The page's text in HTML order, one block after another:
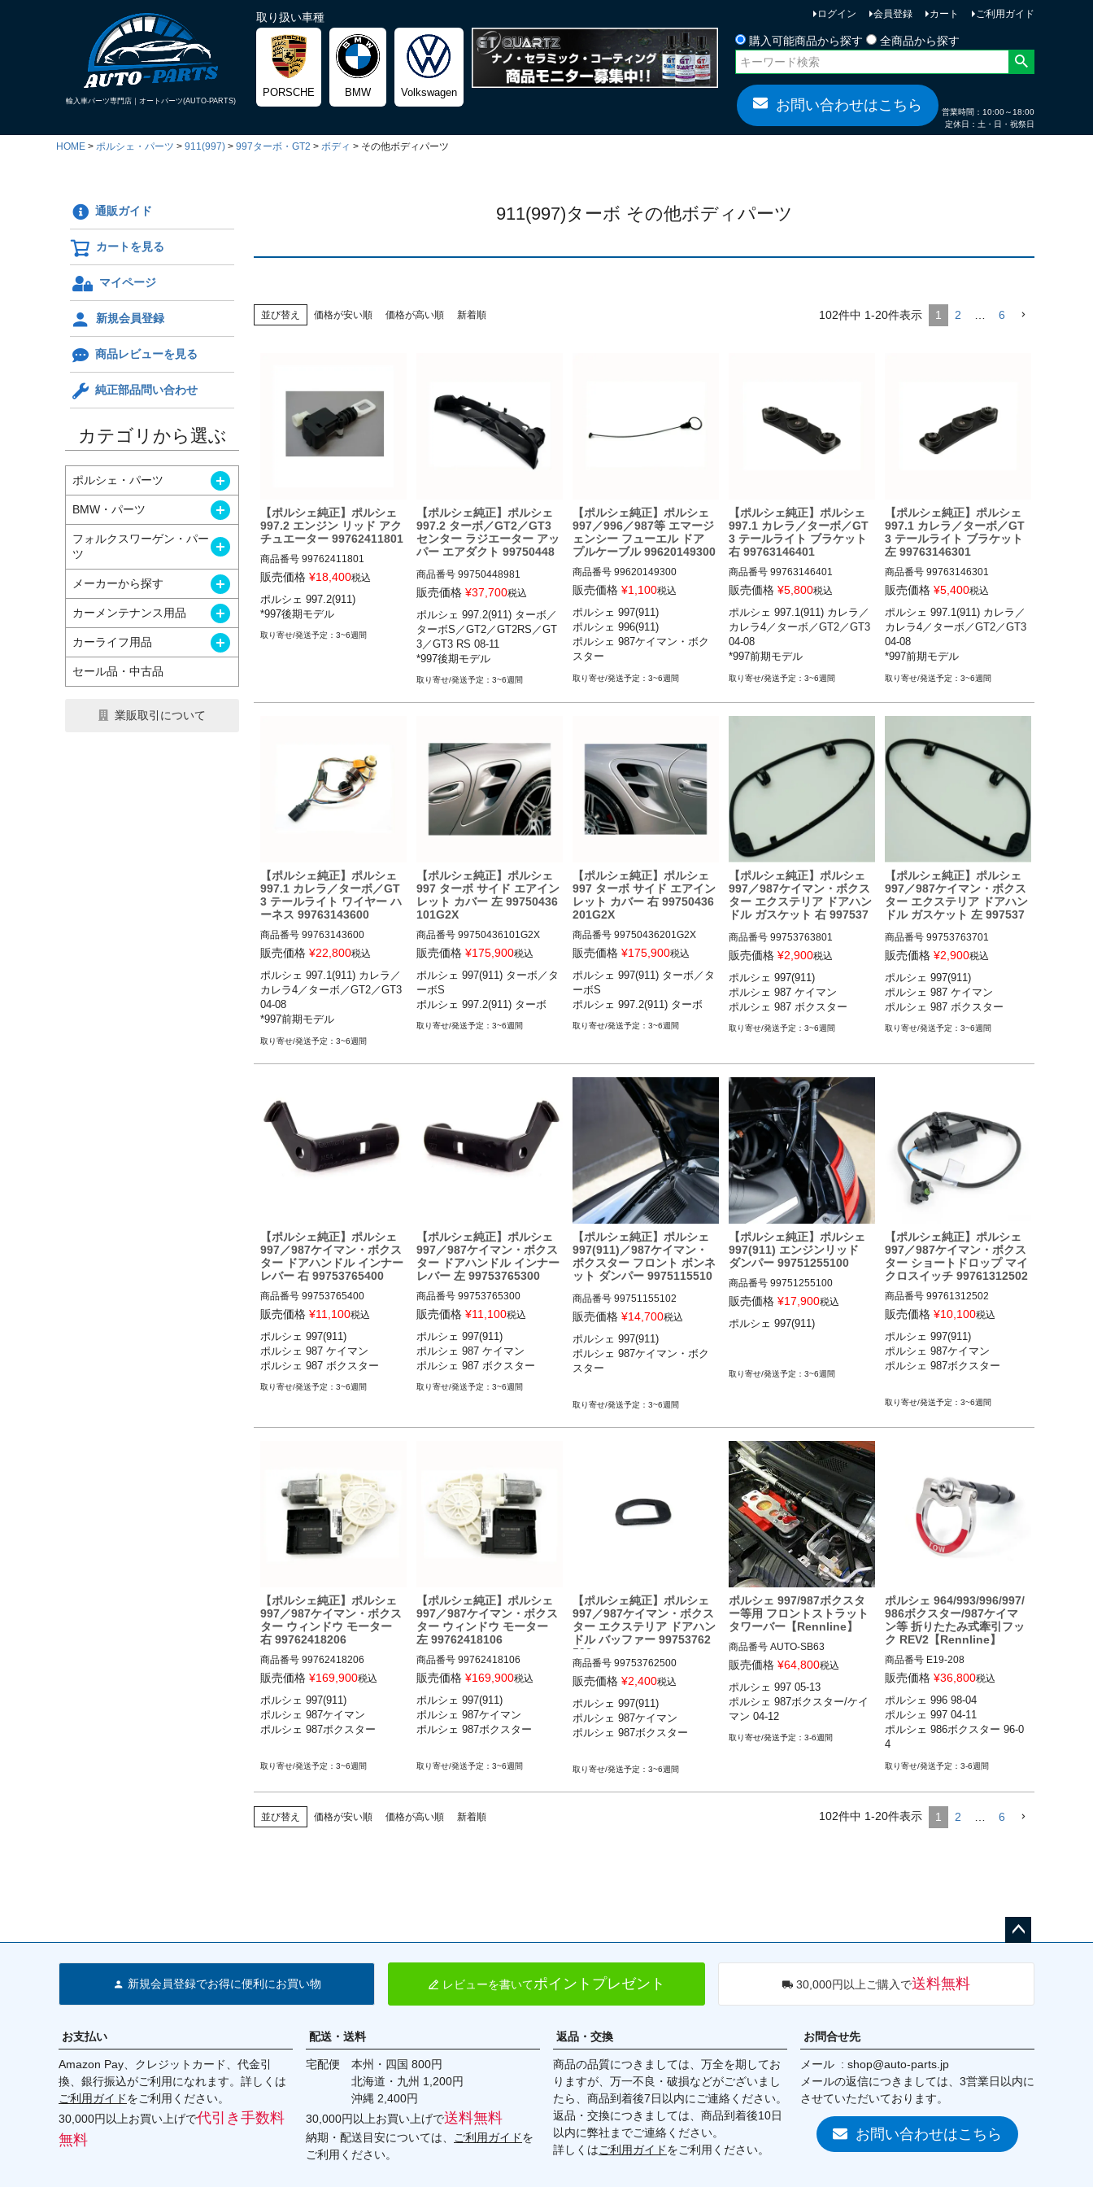
輸入車パーツ専門店｜オートパーツ(AUTO-PARTS)
取り扱い車種
PORSCHE BMW Volkswagen
ログイン 会員登録 カート
ご利用ガイド
購入可能商品から探す
全商品から探す
検索
お問い合わせはこちら
営業時間：10:00～18:00
定休日：土・日・祝祭日
HOME ポルシェ・パーツ 911(997) 997ターボ・GT2 ボディ その他ボディパーツ
通販ガイド
カートを見る
マイページ
新規会員登録
商品レビューを見る
純正部品問い合わせ
カテゴリから選ぶ
ポルシェ・パーツ
BMW・パーツ
フォルクスワーゲン・パー
ツ
メーカーから探す
カーメンテナンス用品
カーライフ用品
セール品・中古品
業販取引について
911(997)ターボ その他ボディパーツ
並び替え 価格が安い順 価格が高い順 新着順 102件中 1-20件表示 1 2 6
【ポルシェ純正】ポルシェ
997.2 エンジン リッド アク
チュエーター 99762411801
商品番号 99762411801
ポルシェ 997.2(911) カレラ／カ
レラS／カレラGTS／カレラ4／
カレラ4S／カレラ4GTS／ター
販売価格 ¥18,400税込
ポルシェ 997.2(911)
*997後期モデル
3~6週間
【ポルシェ純正】ポルシェ
997.2 ターボ／GT2／GT3
センター ラジエーター アッ
パー エアダクト 99750448
商品番号 99750448981
ポルシェ 997.2(911) ターボ／タ
ーボS／GT2／GT2RS／GT3／G
T3 RS 08-11
販売価格 ¥37,700税込
ポルシェ 997.2(911) ターボ／
ターボS／GT2／GT2RS／GT
3／GT3 RS 08-11
*997後期モデル
3~6週間
【ポルシェ純正】ポルシェ
997／996／987等 エマージ
ェンシー フューエル ドア
プルケーブル 99620149300
商品番号 99620149300
ポルシェ 997(911) カレラ／カレ
ラS／カレラGTS／カレラ4／カ
レラ4S／カレラ4GTS／ターボ
／ターボS／GT2／GT2RS／GT
3／GT3 RS 04-11
ラ4／カレラ4S／ターボ／ター
ポルシェ 987ケイマン ケイマン
／ケイマンS／ケイマンR 05-12
ポルシェ 987ボクスター ボクス
ター／ボクスターS 05-12
ポルシェ 986ボクスター ボクス
ター／ボクスターS 96-04
販売価格 ¥1,100税込
ポルシェ 997(911)
ポルシェ 996(911)
ポルシェ 987ケイマン・ボク
スター
3~6週間
【ポルシェ純正】ポルシェ
997.1 カレラ／ターボ／GT
3 テールライト ブラケット
右 99763146401
商品番号 99763146401
ポルシェ 997.1(911) カレラ／カ
レラS／カレラ4／カレラ4SS／
ターボ／ターボS／GT2／GT2R
S／GT3／GT3 RS 04-08
*997前期モデル
販売価格 ¥5,800税込
ポルシェ 997.1(911) カレラ／
カレラ4／ターボ／GT2／GT3
04-08
*997前期モデル
3~6週間
【ポルシェ純正】ポルシェ
997.1 カレラ／ターボ／GT
3 テールライト ブラケット
左 99763146301
商品番号 99763146301
ポルシェ 997.1(911) カレラ／カ
レラS／カレラ4／カレラ4SS／
ターボ／ターボS／GT2／GT2R
S／GT3／GT3 RS 04-08
*997前期モデル
販売価格 ¥5,400税込
ポルシェ 997.1(911) カレラ／
カレラ4／ターボ／GT2／GT3
04-08
*997前期モデル
3~6週間
【ポルシェ純正】ポルシェ
997.1 カレラ／ターボ／GT
3 テールライト ワイヤー ハ
ーネス 99763143600
商品番号 99763143600
ポルシェ 997.1(911) カレラ／カ
レラS／カレラ4／カレラ4SS／
ターボ／ターボS／GT2／GT2R
S／GT3／GT3 RS 04-08
*997前期モデル
販売価格 ¥22,800税込
ポルシェ 997.1(911) カレラ／
カレラ4／ターボ／GT2／GT3
04-08
*997前期モデル
3~6週間
【ポルシェ純正】ポルシェ
997 ターボ サイド エアイン
レット カバー 左 99750436
101G2X
商品番号 99750436101G2X
ポルシェ 997(911) ターボ／ター
ボS 07-09
ポルシェ 997.2(911) ターボ 09-
11
販売価格 ¥175,900税込
ポルシェ 997(911) ターボ／タ
ーボS
ポルシェ 997.2(911) ターボ
3~6週間
【ポルシェ純正】ポルシェ
997 ターボ サイド エアイン
レット カバー 右 99750436
201G2X
商品番号 99750436201G2X
ポルシェ 997(911) ターボ／ター
ボS 07-09
ポルシェ 997.2(911) ターボ 09-
11
販売価格 ¥175,900税込
ポルシェ 997(911) ターボ／タ
ーボS
ポルシェ 997.2(911) ターボ
3~6週間
【ポルシェ純正】ポルシェ
997／987ケイマン・ボクス
ター エクステリア ドアハン
ドル ガスケット 右 997537
商品番号 99753763801
ポルシェ 997(911) カレラ／カレ
ラS／カレラGTS／カレラ4／カ
レラ4S／カレラ4GTS／ターボ
／ターボS／GT2／GT2RS／GT
ポルシェ 987ボクスター ボクス
販売価格 ¥2,900税込
ポルシェ 997(911)
ポルシェ 987 ケイマン
ポルシェ 987 ボクスター
3~6週間
【ポルシェ純正】ポルシェ
997／987ケイマン・ボクス
ター エクステリア ドアハン
ドル ガスケット 左 997537
商品番号 99753763701
ポルシェ 997(911) カレラ／カレ
ラS／カレラGTS／カレラ4／カ
レラ4S／カレラ4GTS／ターボ
／ターボS／GT2／GT2RS／GT
販売価格 ¥2,900税込
ポルシェ 997(911)
ポルシェ 987 ケイマン
ポルシェ 987 ボクスター
3~6週間
【ポルシェ純正】ポルシェ
997／987ケイマン・ボクス
ター ドアハンドル インナー
レバー 右 99753765400
商品番号 99753765400
ポルシェ 997(911) カレラ／カレ
ラS／カレラGTS／カレラ4／カ
レラ4S／カレラ4GTS／ターボ
／ターボS／GT2／GT2RS／GT
／ケイマンS／ケイマンR 05-12
販売価格 ¥11,100税込
ポルシェ 997(911)
ポルシェ 987 ケイマン
ポルシェ 987 ボクスター
3~6週間
【ポルシェ純正】ポルシェ
997／987ケイマン・ボクス
ター ドアハンドル インナー
レバー 左 99753765300
商品番号 99753765300
ポルシェ 997(911) カレラ／カレ
ラS／カレラGTS／カレラ4／カ
レラ4S／カレラ4GTS／ターボ
／ターボS／GT2／GT2RS／GT
／ケイマンS／ケイマンR 05-12
販売価格 ¥11,100税込
ポルシェ 997(911)
ポルシェ 987 ケイマン
ポルシェ 987 ボクスター
3~6週間
【ポルシェ純正】ポルシェ
997(911)／987ケイマン・
ボクスター フロント ボンネ
ット ダンパー 9975115510
商品番号 99751155102
PWISE "99751155101"
ポルシェ 997(911) カレラ／カレ
ラS／カレラGTS／カレラ4／カ
／ターボS／GT2／GT2RS／GT
ポルシェ 987ケイマン ケイマン
販売価格 ¥14,700税込
ポルシェ 997(911)
ポルシェ 987ケイマン・ボク
スター
3~6週間
【ポルシェ純正】ポルシェ
997(911) エンジンリッド
ダンパー 99751255100
商品番号 99751255100
ポルシェ 997(911) カレラ／カレ
／ターボS／GT2／GT2RS 04-1
販売価格 ¥17,900税込
ポルシェ 997(911)
3~6週間
【ポルシェ純正】ポルシェ
997／987ケイマン・ボクス
ター ショートドロップ マイ
クロスイッチ 99761312502
商品番号 99761312502
ポルシェ 997(911) カレラ／カレ
ラS／カレラGTS／カレラ4／カ
レラ4S／カレラ4GTS／ターボ
3／GT3 RS 04-11
／ケイマンS／ケイマンR 05-12
販売価格 ¥10,100税込
ポルシェ 997(911)
ポルシェ 987ケイマン
ポルシェ 987ボクスター
3~6週間
【ポルシェ純正】ポルシェ
997／987ケイマン・ボクス
ター ウィンドウ モーター
右 99762418206
商品番号 99762418206
ポルシェ 997(911) カレラ／カレ
ラS／カレラGTS／カレラ4／カ
レラ4S／カレラ4GTS／ターボ
3／GT3 RS 06-11
／ケイマンS／ケイマンR 06-12
ポルシェ 987ボクスター ボクス
ター／ボクスターS 06-12
販売価格 ¥169,900税込
ポルシェ 997(911)
ポルシェ 987ケイマン
ポルシェ 987ボクスター
3~6週間
【ポルシェ純正】ポルシェ
997／987ケイマン・ボクス
ター ウィンドウ モーター
左 99762418106
商品番号 99762418106
ポルシェ 997(911) カレラ／カレ
ラS／カレラGTS／カレラ4／カ
レラ4S／カレラ4GTS／ターボ
3／GT3 RS 06-11
／ケイマンS／ケイマンR 06-12
ター／ボクスターS 06-12
販売価格 ¥169,900税込
ポルシェ 997(911)
ポルシェ 987ケイマン
ポルシェ 987ボクスター
3~6週間
【ポルシェ純正】ポルシェ
997／987ケイマン・ボクス
ター エクステリア ドアハン
ドル バッファー 99753762
500
商品番号 99753762500
ポルシェ 997(911) カレラ／カレ
ラS／カレラGTS／カレラ4／カ
レラ4S／カレラ4GTS／ターボ
3／GT3 RS 06-11
／ケイマンS／ケイマンR 06-12
販売価格 ¥2,400税込
ポルシェ 997(911)
ポルシェ 987ケイマン
ポルシェ 987ボクスター
3~6週間
ポルシェ 997/987ボクスタ
ー等用 フロントストラット
タワーバー【Rennline】
商品番号 AUTO-SB63
SB63
オプション：Silver
販売価格 ¥64,800税込
ポルシェ 997 05-13
ポルシェ 987ボクスター/ケイ
マン 04-12
3-6週間
ポルシェ 964/993/996/997/
986ボクスター/987ケイマ
ン等 折りたたみ式牽引フッ
ク REV2【Rennline】
商品番号 E19-208
E19_208
ポルシェ9641989-1994
ポルシェ993C2/ C4 1994-1998
ポルシェ993GT21994-1998
ポルシェ993タルガ1996-1998
ポルシェ996C2/ C4 1998-2005
ポルシェ996GT3/ GT3 RS 2002-
2005
ポルシェ987ボクスター2005-20
販売価格 ¥36,800税込
ポルシェ 996 98-04
ポルシェ 997 04-11
ポルシェ 986ボクスター 96-0
4
3-6週間
並び替え 価格が安い順 価格が高い順 新着順 102件中 1-20件表示 1 2 6
へ
新規会員登録でお得に便利にお買い物 レビューを書いてポイントプレゼント 30,000円以上ご購入で送料無料
お支払い
Amazon Pay、クレジットカード、代金引
換、銀行振込がご利用になれます。詳しくは
ご利用ガイドをご利用ください。
30,000円以上お買い上げで代引き手数料
無料
配送・送料
宅配便 本州・四国 800円
北海道・九州 1,200円
沖縄 2,400円
30,000円以上お買い上げで送料無料
納期・配送目安については、 ご利用ガイドを
ご利用ください。
返品・交換
商品の品質につきましては、万全を期してお
りますが、万一不良・破損などがございまし
たら、商品到着後7日以内にご連絡ください。
返品・交換につきましては、商品到着後10日
以内に弊社までご連絡ください。
詳しくはご利用ガイドをご利用ください。
お問合せ先
メール
shop@auto-parts.jp
メールの返信につきましては、3営業日以内に
させていただいております。
お問い合わせはこちら